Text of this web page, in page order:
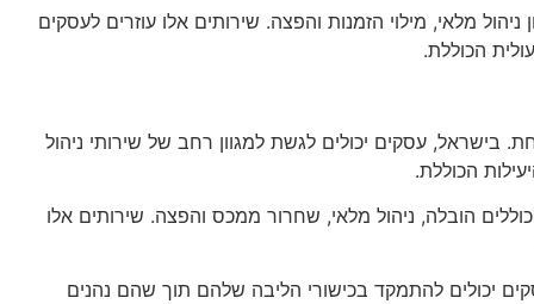
מלאי, מילוי הזמנות והפצה. שירותים אלו עוזרים לעסקים
הכוללת.
בישראל, עסקים יכולים לגשת למגוון רחב של שירותי ניהול
הכוללת.
הובלה, ניהול מלאי, שחרור ממכס והפצה. שירותים אלו
יכולים להתמקד בכישורי הליבה שלהם תוך שהם נהנים